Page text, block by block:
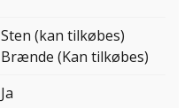
Sten (kan tilkøbes)
Brænde (Kan tilkøbes)
Ja